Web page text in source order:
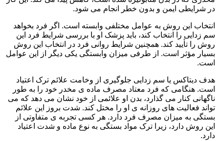
در شرایطی ایمن و بدون خطر انجام می شود.
انتخاب این روش به عوامل مختلفی وابسته است. اگر فرد بخواهد
سم زدایی را انتخاب کند، باید پزشک او با بررسی شرایط فرد این
روش را تأیید کند. همچنین شرایط روانی فرد در انتخاب این روش
بسیار مؤثر است. از طرفی میزان وابستگی یکی دیگر از این عوامل
است.
هدف دیتاکس یا سم زدایی جلوگیری از وخامت علائم ترک اعتیاد
است. هنگامی که فرد معتاد مصرف ماده ی مخدر خود را به طور
ناگهانی کنار می گذارد، بدن او علائمی از خود نشان می دهد که می
تواند فعالیت های روزانه ی او را مختل کند. شدت بروز این علائم
بستگی به میزان مصرف فرد دارد. هر کسی تجربه ی متفاوتی از
این روش دارد، زیرا ترک مواد بستگی به نوع ماده و شدت اعتیاد
دارد.